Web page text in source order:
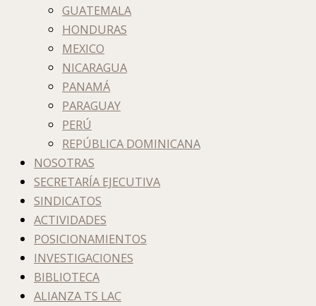
GUATEMALA
HONDURAS
MEXICO
NICARAGUA
PANAMÁ
PARAGUAY
PERÚ
REPÚBLICA DOMINICANA
NOSOTRAS
SECRETARÍA EJECUTIVA
SINDICATOS
ACTIVIDADES
POSICIONAMIENTOS
INVESTIGACIONES
BIBLIOTECA
ALIANZA TS LAC